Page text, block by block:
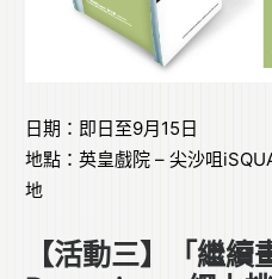
日期：即日至9月15日
地點：英皇戲院 – 尖沙咀
地
【活動三】「繼